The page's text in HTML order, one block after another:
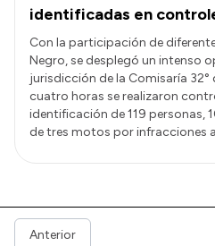
identificadas en
Con la participación de
Negro, se desplegó un intenso
jurisdicción de la Comisaría
cuatro horas se realizaron
identificación de 119 personas,
de tres motos por infracciones
Anterior